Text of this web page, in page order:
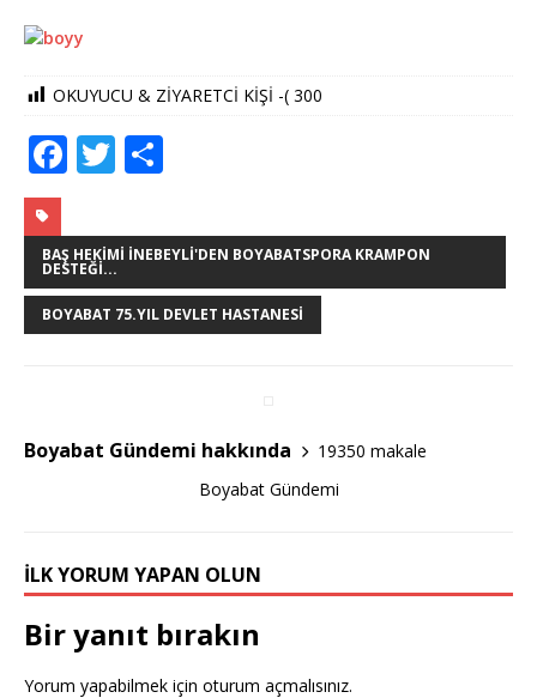
OKUYUCU & ZİYARETCİ KİŞİ -( 300
F
c
e
b
o
T
it
te
r
ar
e
BAŞ HEKIMI İNEBEYLI'DEN BOYABATSPORA KRAMPON
DESTEĞI...
BOYABAT 75.YIL DEVLET HASTANESI
Boyabat Gündemi hakkında
19350 makale
Boyabat Gündemi
İLK YORUM YAPAN OLUN
Bir yanıt bırakın
Yorum yapabilmek için oturum açmalısınız.